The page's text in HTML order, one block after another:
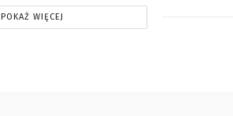
POKAŻ WIĘCEJ